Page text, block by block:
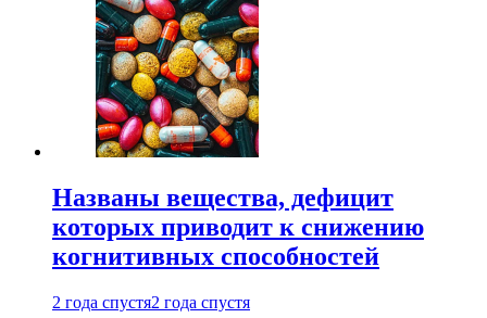
Названы вещества, дефицит
которых приводит к снижению
когнитивных способностей
2 года спустя2 года спустя